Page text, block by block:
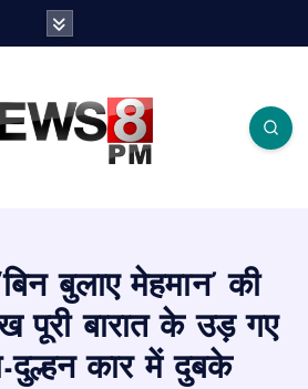
बुलाए मेहमान’ की
पूरी बारात के उड़ गए
दुल्हन कार में दुबके